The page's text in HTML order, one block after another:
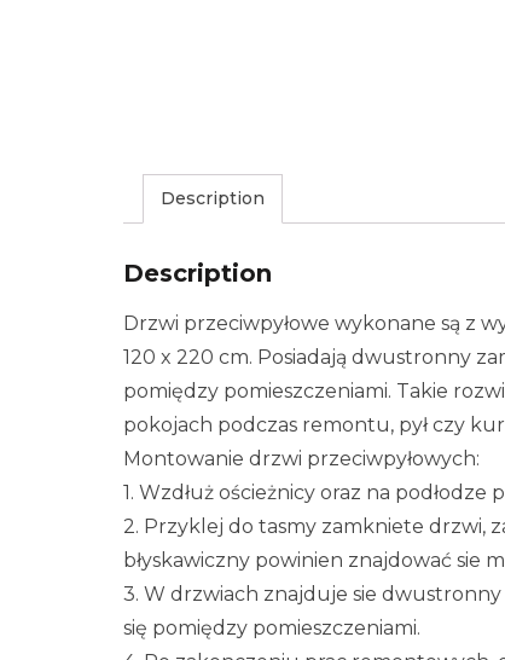
Description
Description
Drzwi przeciwpyłowe wykonane są z
120 x 220 cm. Posiadają dwustronny
pomiędzy pomieszczeniami. Takie
pokojach podczas remontu, pył czy
Montowanie drzwi przeciwpyłowych:
1. Wzdłuż ościeżnicy oraz na
2. Przyklej do tasmy zamkniete drzwi,
błyskawiczny powinien znajdować sie
3. W drzwiach znajduje sie
się pomiędzy pomieszczeniami.